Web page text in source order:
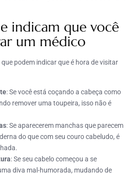
indicam que você
um médico
que podem indicar que é hora de visitar
: Se você está coçando a cabeça como
remover uma toupeira, isso não é
: Se aparecerem manchas que parecem
do que com seu couro cabeludo, é
: Se seu cabelo começou a se
diva mal-humorada, mudando de